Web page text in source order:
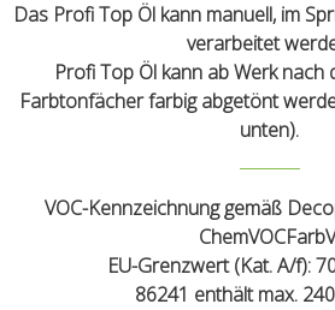
Das Profi Top Öl kann manuell, im
verarbeitet
Profi Top Öl kann ab Werk nach
Farbtonfächer farbig abgetönt
unten).
VOC-Kennzeichnung gemäß
EU-Grenzwert (Kat. A/f):
86241 enthält max.